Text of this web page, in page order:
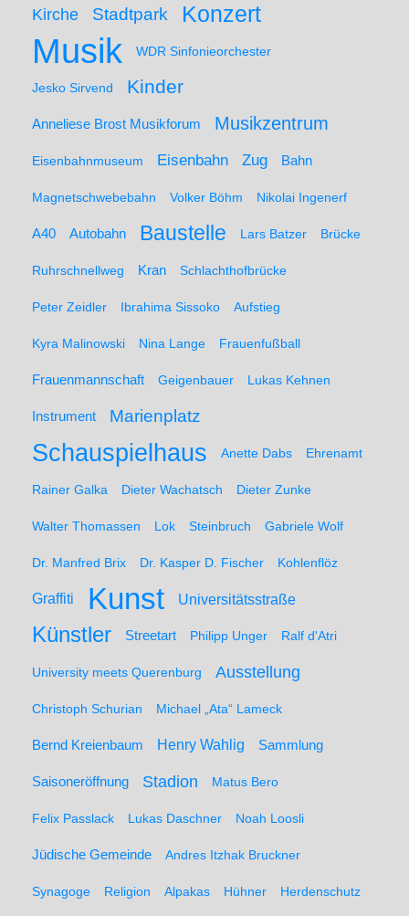
Kirche Stadtpark Konzert
Musik WDR Sinfonieorchester
Jesko Sirvend Kinder
Anneliese Brost Musikforum Musikzentrum
Eisenbahnmuseum Eisenbahn Zug Bahn
Magnetschwebebahn Volker Böhm Nikolai Ingenerf
A40 Autobahn Baustelle Lars Batzer Brücke
Ruhrschnellweg Kran Schlachthofbrücke
Peter Zeidler Ibrahima Sissoko Aufstieg
Kyra Malinowski Nina Lange Frauenfußball
Frauenmannschaft Geigenbauer Lukas Kehnen
Instrument Marienplatz
Schauspielhaus Anette Dabs Ehrenamt
Rainer Galka Dieter Wachatsch Dieter Zunke
Walter Thomassen Lok Steinbruch Gabriele Wolf
Dr. Manfred Brix Dr. Kasper D. Fischer Kohlenflöz
Graffiti Kunst Universitätsstraße
Künstler Streetart Philipp Unger Ralf d'Atri
University meets Querenburg Ausstellung
Christoph Schurian Michael „Ata“ Lameck
Bernd Kreienbaum Henry Wahlig Sammlung
Saisoneröffnung Stadion Matus Bero
Felix Passlack Lukas Daschner Noah Loosli
Jüdische Gemeinde Andres Itzhak Bruckner
Synagoge Religion Alpakas Hühner Herdenschutz